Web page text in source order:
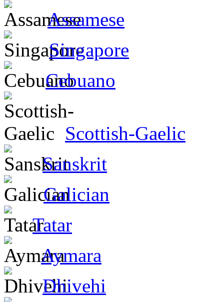
Assamese
Singapore
Cebuano
Scottish-Gaelic
Sanskrit
Galician
Tatar
Aymara
Dhivehi